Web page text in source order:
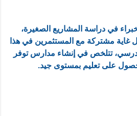
في دراسة المشاريع الصغيرة،
غاية مشتركة مع المستثمرين في هذا
تتلخص في إنشاء مدارس توفر
على تعليم بمستوى جيد.